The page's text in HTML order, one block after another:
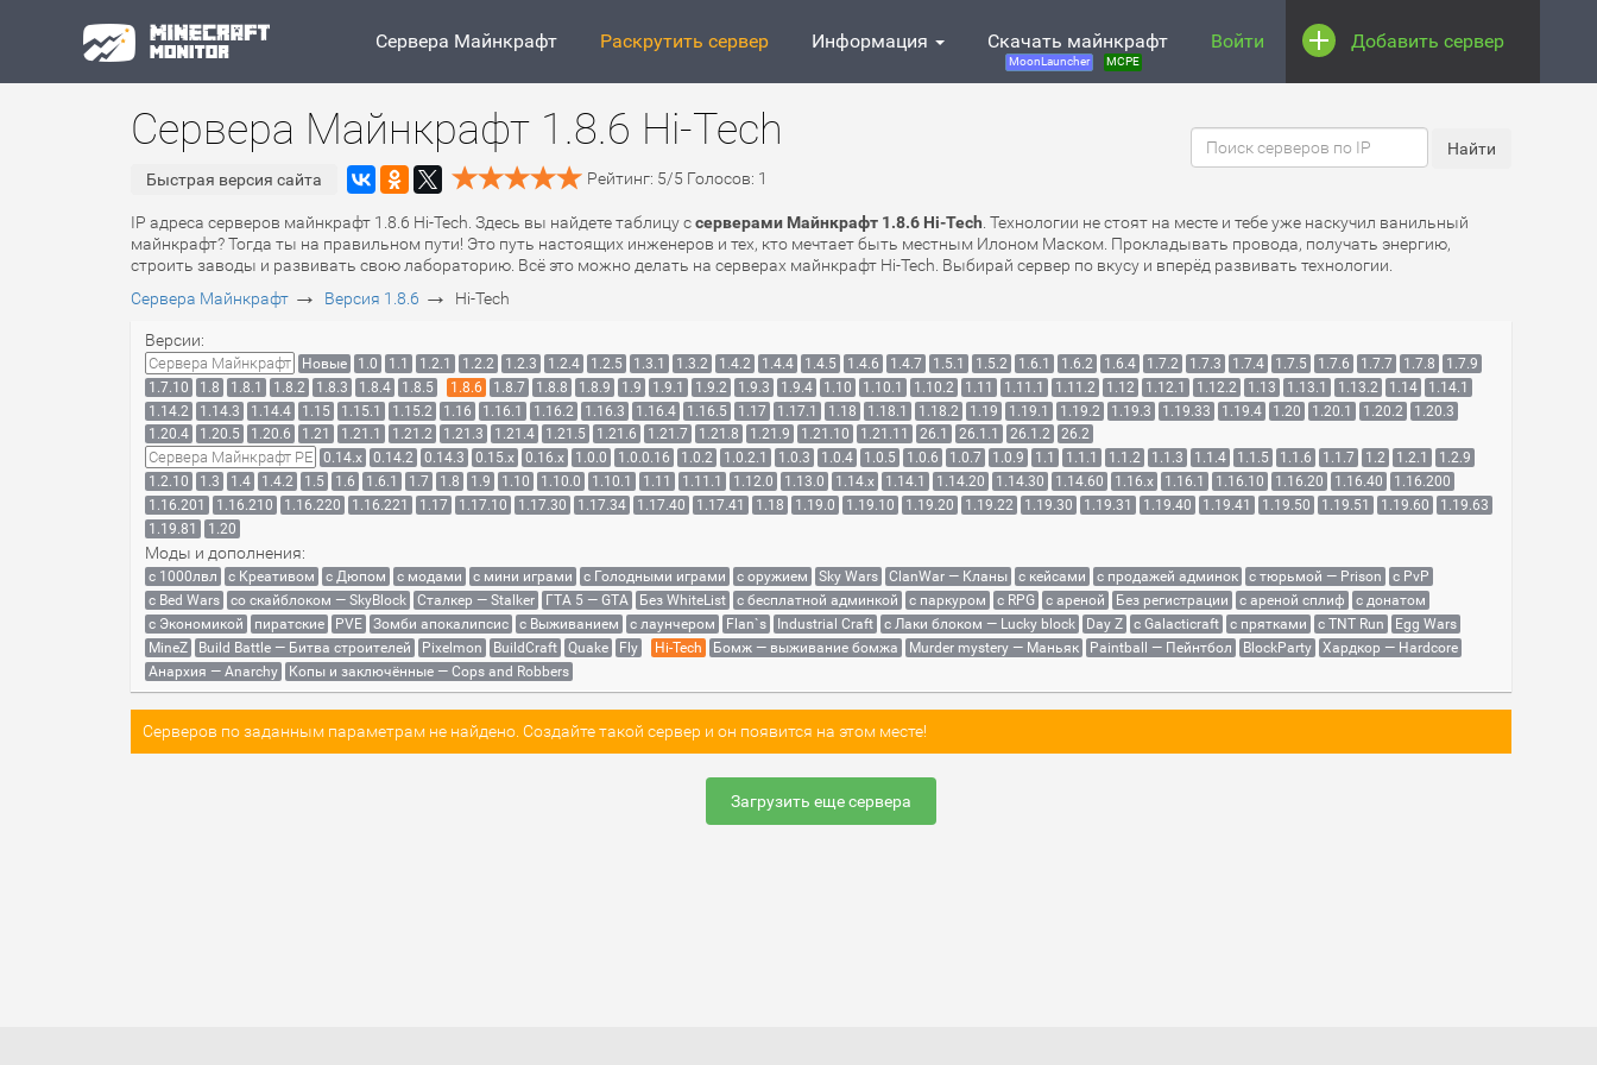
Сервера Майнкрафт Раскрутить сервер Информация Скачать майнкрафт
MoonLauncher MCPE
Войти Добавить сервер
Сервера Майнкрафт 1.8.6 Hi-Tech
Быстрая версия сайта Рейтинг: 5/5 Голосов: 1
IP адреса серверов майнкрафт 1.8.6 Hi-Tech. Здесь вы найдете таблицу ссерверами Майнкрафт 1.8.6 Hi-Tech . Технологии не стоят на месте и тебе уже наскучил ванильный
майнкрафт? Тогда ты на правильном пути! Это путь настоящих инженеров и тех, кто мечтает быть местным Илоном Маском. Прокладывать провода, получать энергию,
строить заводы и развивать свою лабораторию. Всё это можно делать на серверах майнкрафт Hi-Tech. Выбирай сервер по вкусу и вперёд развивать технологии.
Сервера Майнкрафт → Версия 1.8.6 → Hi-Tech
Версии:
Сервера Майнкрафт Новые 1.0 1.1 1.2.1 1.2.2 1.2.3 1.2.4 1.2.5 1.3.1 1.3.2 1.4.2 1.4.4 1.4.5 1.4.6 1.4.7 1.5.1 1.5.2 1.6.1 1.6.2 1.6.4 1.7.2 1.7.3 1.7.4 1.7.5 1.7.6 1.7.7 1.7.8
1.7.9
1.7.10
1.8 1.8.1 1.8.2 1.8.3 1.8.4 1.8.5 1.8.6 1.8.7 1.8.8 1.8.9 1.9 1.9.1 1.9.2 1.9.3 1.9.4 1.10 1.10.1 1.10.2 1.11 1.11.1 1.11.2 1.12 1.12.1 1.12.2 1.13 1.13.1 1.13.2 1.14
1.14.1
1.14.2
1.14.3 1.14.4 1.15 1.15.1 1.15.2 1.16 1.16.1 1.16.2 1.16.3 1.16.4 1.16.5 1.17 1.17.1 1.18 1.18.1 1.18.2 1.19 1.19.1 1.19.2 1.19.3 1.19.33 1.19.4 1.20 1.20.1 1.20.2
1.20.3
1.20.4
1.20.5 1.20.6 1.21 1.21.1 1.21.2 1.21.3 1.21.4 1.21.5 1.21.6 1.21.7 1.21.8 1.21.9 1.21.10 1.21.11 26.1 26.1.1 26.1.2 26.2
Сервера Майнкрафт PE 0.14.x 0.14.2 0.14.3 0.15.x 0.16.x 1.0.0 1.0.0.16 1.0.2 1.0.2.1 1.0.3 1.0.4 1.0.5 1.0.6 1.0.7 1.0.9 1.1 1.1.1 1.1.2 1.1.3 1.1.4 1.1.5 1.1.6 1.1.7 1.2 1.2.1
1.2.9
1.2.10
1.3 1.4 1.4.2 1.5 1.6 1.6.1 1.7 1.8 1.9 1.10 1.10.0 1.10.1 1.11 1.11.1 1.12.0 1.13.0 1.14.x 1.14.1 1.14.20 1.14.30 1.14.60 1.16.x 1.16.1 1.16.10 1.16.20 1.16.40
1.16.200
1.16.201
1.16.210 1.16.220 1.16.221 1.17 1.17.10 1.17.30 1.17.34 1.17.40 1.17.41 1.18 1.19.0 1.19.10 1.19.20 1.19.22 1.19.30 1.19.31 1.19.40 1.19.41 1.19.50 1.19.51 1.19.60
1.19.63
1.19.81
1.20
Моды и дополнения:
с 1000лвл c Креативом с Дюпом с модами с мини играми с Голодными играми с оружием Sky Wars ClanWar — Кланы с кейсами с продажей админок с тюрьмой — Prison
с PvP
с Bed Wars
со скайблоком — SkyBlock Сталкер — Stalker ГТА 5 — GTA Без WhiteList с бесплатной админкой с паркуром с RPG с ареной Без регистрации с ареной сплиф
с донатом
с Экономикой
пиратские PVE Зомби апокалипсис с Выживанием с лаунчером Flan`s Industrial Craft с Лаки блоком — Lucky block Day Z с Galacticraft с прятками с TNT Run
Egg Wars
MineZ
Build Battle — Битва строителей Pixelmon BuildCraft Quake Fly Hi-Tech Бомж — выживание бомжа Murder mystery — Маньяк Paintball — Пейнтбол BlockParty
Хардкор — Hardcore
Анархия — Anarchy
Копы и заключённые — Cops and Robbers
Серверов по заданным параметрам не найдено. Создайте такой сервер и он появится на этом месте!
Загрузить еще сервера